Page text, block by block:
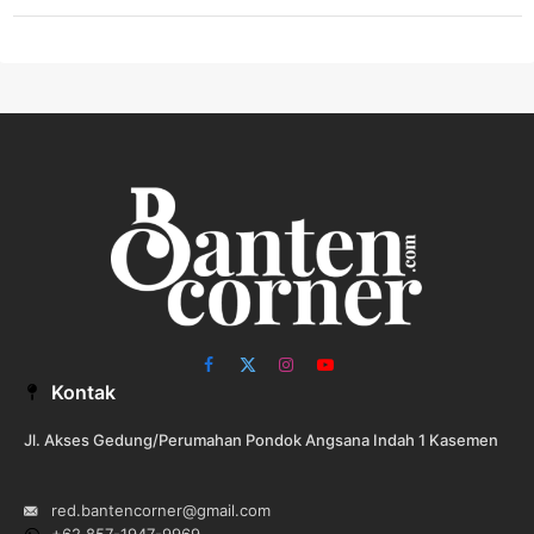
Facebook
X
InstagramYouTube
Kontak
Jl. Akses Gedung/Perumahan Pondok Angsana Indah 1 Kasemen
red.bantencorner@gmail.com